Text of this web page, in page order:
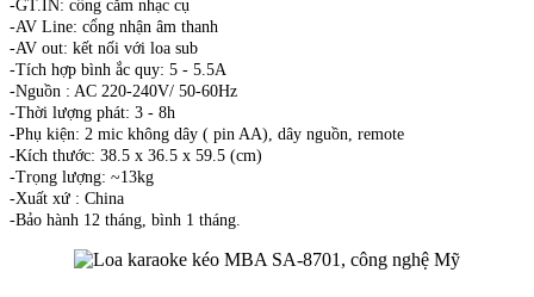
-GT.IN: cổng cắm nhạc cụ
-AV Line: cổng nhận âm thanh
-AV out: kết nối với loa sub
-Tích hợp bình ắc quy: 5 - 5.5A
-Nguồn : AC 220-240V/ 50-60Hz
-Thời lượng phát: 3 - 8h
-Phụ kiện: 2 mic không dây ( pin AA), dây nguồn, remote
-Kích thước: 38.5 x 36.5 x 59.5 (cm)
-Trọng lượng: ~13kg
-Xuất xứ : China
-Bảo hành 12 tháng, bình 1 tháng.